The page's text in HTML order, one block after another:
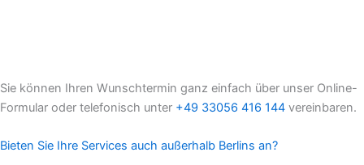
Sie können Ihren Wunschtermin ganz einfach über unser Online-
Formular oder telefonisch unter +49 33056 416 144 vereinbaren.
Bieten Sie Ihre Services auch außerhalb Berlins an?